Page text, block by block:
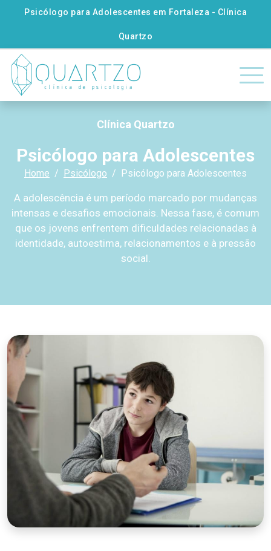
Psicólogo para Adolescentes em Fortaleza - Clínica
Quartzo
Clínica Quartzo
Psicólogo para Adolescentes
Home Psicólogo Psicólogo para Adolescentes
A adolescência é um período marcado por mudanças
intensas e desafios emocionais. Nessa fase, é comum
que os jovens enfrentem dificuldades relacionadas à
identidade, autoestima, relacionamentos e à pressão
social.